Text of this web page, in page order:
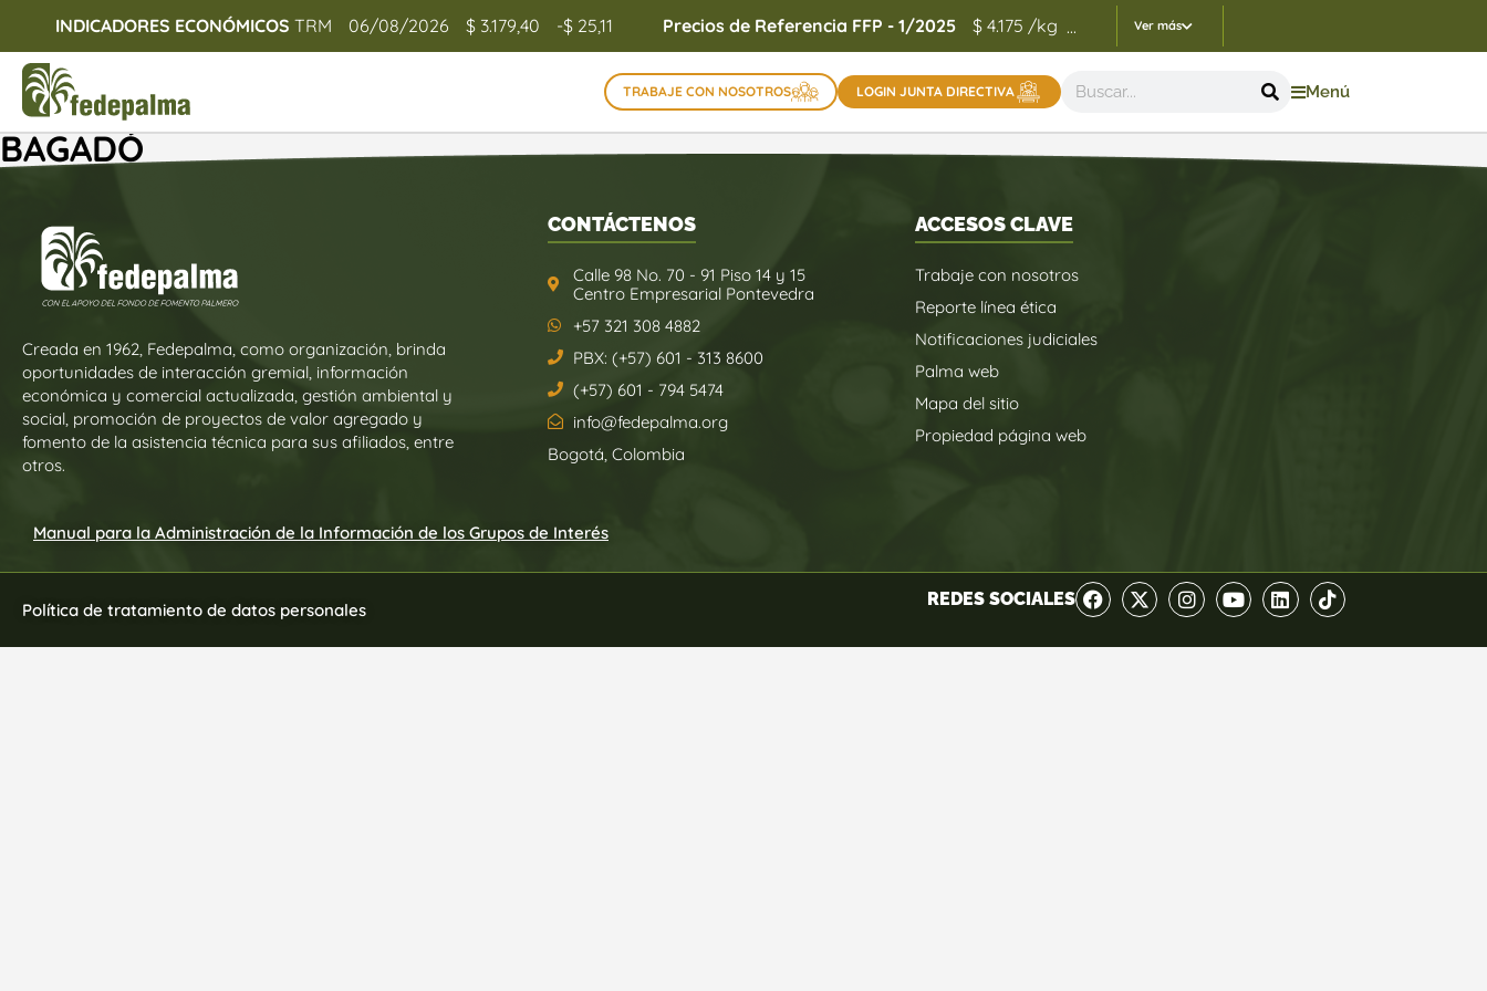
INDICADORES ECONÓMICOS TRM 06/08/2026 $ 3.179,40 -$ 25,11 Precios de Referencia FFP - 1/2025 $ 4.175 /kg Indicadores Precios de Referencia FEP - 05/
... Ver más
TRABAJE CON NOSOTROS LOGIN JUNTA DIRECTIVA Menú
BAGADÓ
Creada en 1962, Fedepalma, como organización, brinda
oportunidades de interacción gremial, información
económica y comercial actualizada, gestión ambiental y
social, promoción de proyectos de valor agregado y
fomento de la asistencia técnica para sus afiliados, entre
otros.
CONTÁCTENOS
Calle 98 No. 70 - 91 Piso 14 y 15
Centro Empresarial Pontevedra
+57 321 308 4882
PBX: (+57) 601 - 313 8600
(+57) 601 - 794 5474
info@fedepalma.org
Bogotá, Colombia
ACCESOS CLAVE
Trabaje con nosotros
Reporte línea ética
Notificaciones judiciales
Palma web
Mapa del sitio
Propiedad página web
Manual para la Administración de la Información de los Grupos de Interés
Política de tratamiento de datos personales
REDES SOCIALES